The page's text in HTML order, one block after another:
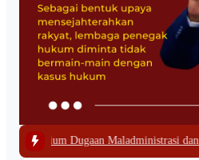
dan Siap Lapor APH|#3 -